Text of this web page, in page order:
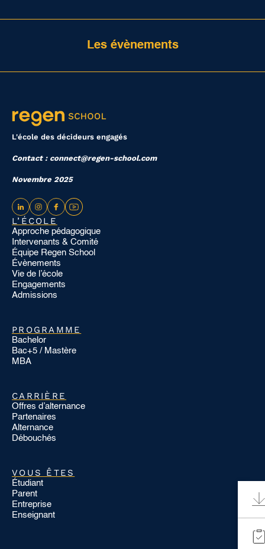
Les évènements
L'école des décideurs engagés
Contact : connect@regen-school.com
Novembre 2025
L’ÉCOLE
Approche pédagogique
Intervenants & Comité
Équipe Regen School
Évènements
Vie de l’école
Engagements
Admissions
PROGRAMME
Bachelor
Bac+5 / Mastère
MBA
CARRIÈRE
Offres d’alternance
Partenaires
Alternance
Débouchés
VOUS ÊTES
Étudiant
Parent
Entreprise
Enseignant